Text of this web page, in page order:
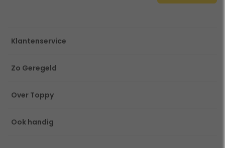
Klantenservice
Zo Geregeld
Over Toppy
Ook handig